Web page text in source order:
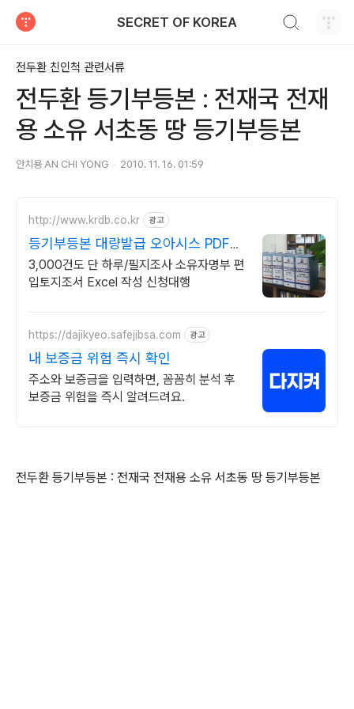
SECRET OF KOREA
전두환 친인척 관련서류
전두환 등기부등본 : 전재국 전재
용 소유 서초동 땅 등기부등본
안치용 AN CHI YONG 2010. 11. 16. 01:59
http://www.krdb.co.kr 광고
등기부등본 대량발급 오아시스 PDF
Excel 자동처리!
3,000건도 단 하루/필지조사 소유자명부 편
입토지조서 Excel 작성 신청대행
https://dajikyeo.safejibsa.com 광고
내 보증금 위험 즉시 확인
주소와 보증금을 입력하면, 꼼꼼히 분석 후
보증금 위험을 즉시 알려드려요.
전두환 등기부등본 : 전재국 전재용 소유 서초동 땅 등기부등본